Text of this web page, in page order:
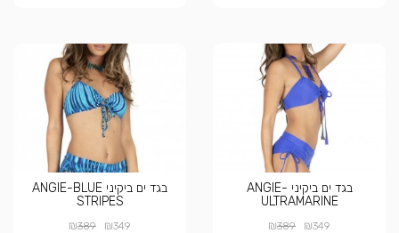
בגד ים ביקיני ANGIE-
ULTRAMARINE
₪349
₪389
בגד ים ביקיני ANGIE-BLUE
STRIPES
₪349
₪389